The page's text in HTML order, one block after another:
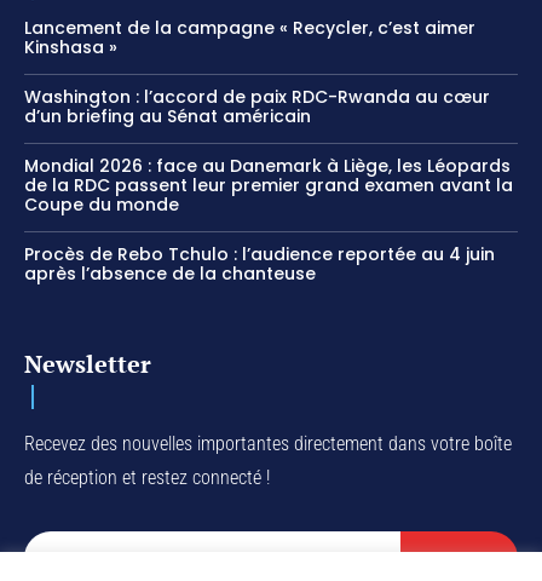
Lancement de la campagne « Recycler, c’est aimer
Kinshasa »
Washington : l’accord de paix RDC-Rwanda au cœur
d’un briefing au Sénat américain
Mondial 2026 : face au Danemark à Liège, les Léopards
de la RDC passent leur premier grand examen avant la
Coupe du monde
Procès de Rebo Tchulo : l’audience reportée au 4 juin
après l’absence de la chanteuse
Newsletter
Recevez des nouvelles importantes directement dans votre boîte
de réception et restez connecté !
SUBSCRIBE